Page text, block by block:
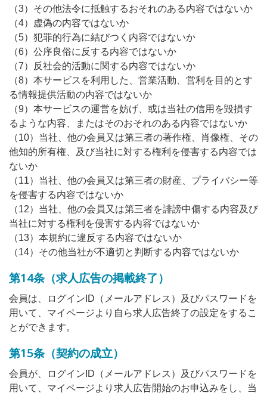
（3）その他法令に抵触するおそれのある内容ではないか
（4）虚偽の内容ではないか
（5）犯罪的行為に結びつく内容ではないか
（6）公序良俗に反する内容ではないか
（7）反社会的活動に関する内容ではないか
（8）本サービスを利用した、営業活動、営利を目的とす
る情報提供活動の内容ではないか
（9）本サービスの運営を妨げ、或は当社の信用を毀損す
るような内容、またはそのおそれのある内容ではないか
（10）当社、他の会員又は第三者の著作権、肖像権、その
他知的所有権、及び当社に対する権利を侵害する内容では
ないか
（11）当社、他の会員又は第三者の財産、プライバシー等
を侵害する内容ではないか
（12）当社、他の会員又は第三者を誹謗中傷する内容及び
当社に対する権利を侵害する内容ではないか
（13）本規約に違反する内容ではないか
（14）その他当社が不適切と判断する内容ではないか
第14条（求人広告の掲載終了）
会員は、ログインID（メールアドレス）及びパスワードを
用いて、マイページより自ら求人広告終了の設定をするこ
とができます。
第15条（契約の成立）
会員が、ログインID（メールアドレス）及びパスワードを
用いて、マイページより求人広告開始のお申込みをし、当